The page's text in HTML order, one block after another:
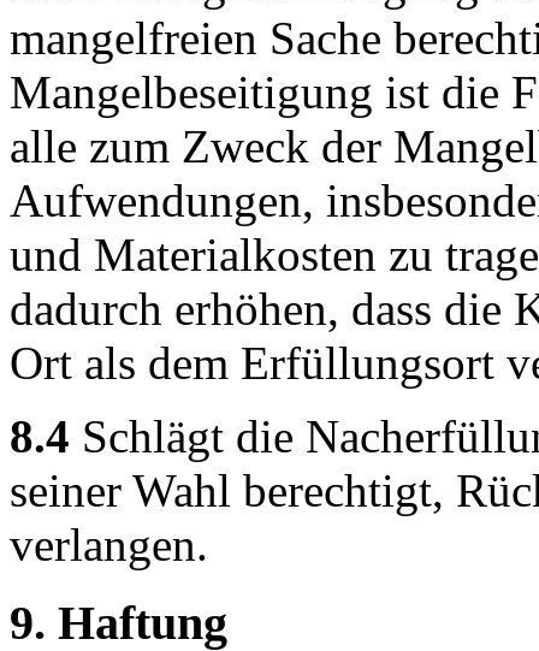
mangelfreien Sache
Mangelbeseitigung ist die
alle zum Zweck der
Aufwendungen,
und Materialkosten zu
dadurch erhöhen, dass die
Ort als dem Erfüllungsort
8.4 Schlägt die
seiner Wahl berechtigt,
verlangen.
9. Haftung